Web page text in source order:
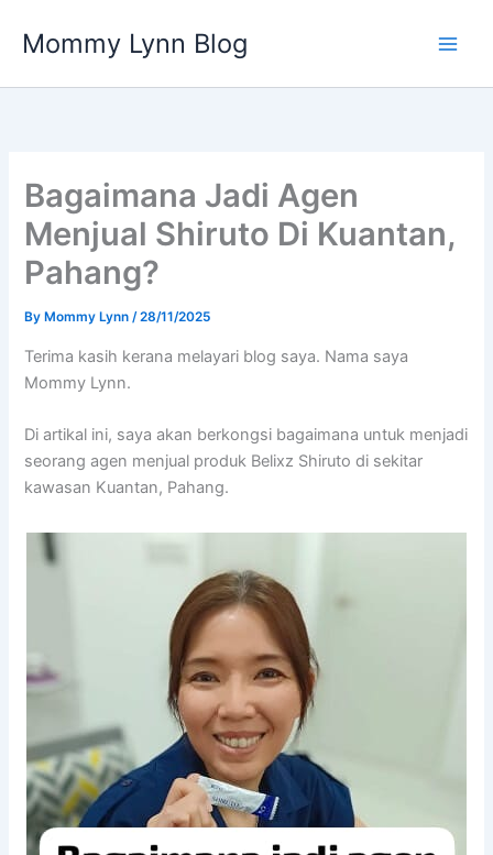
Mommy Lynn Blog
Bagaimana Jadi Agen
Menjual Shiruto Di Kuantan,
Pahang?
By Mommy Lynn/28/11/2025
Terima kasih kerana melayari blog saya. Nama saya
Mommy Lynn.
Di artikal ini, saya akan berkongsi bagaimana untuk menjadi
seorang agen menjual produk Belixz Shiruto di sekitar
kawasan Kuantan, Pahang.